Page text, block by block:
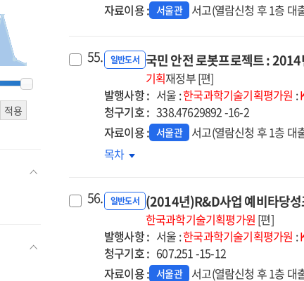
자료이용 : 서울관 서고(열람신청 후 1층 대
55. 일반도서 국민 안전 로봇프로젝트 :
기획재정부 [편]
발행사항 : 서울 :한국과학기술기획평가원 :
청구기호 : 338.47629892 -16-2
자료이용 : 서울관 서고(열람신청 후 1층 대
국민
2014년도
예비타당성조사
보고서
목차
56. 일반도서 (2014년)R&D사업 예비타당성
한국과학기술기획평가원 [편]
발행사항 : 서울 :한국과학기술기획평가원 :
청구기호 : 607.251 -15-12
자료이용 : 서울관 서고(열람신청 후 1층 대